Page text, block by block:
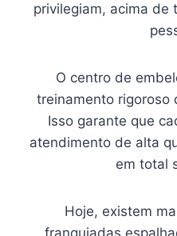
privilegiam, acima de
O centro de
treinamento rigoroso
Isso garante que
atendimento de alta
em total
Hoje, existem
franquiadas